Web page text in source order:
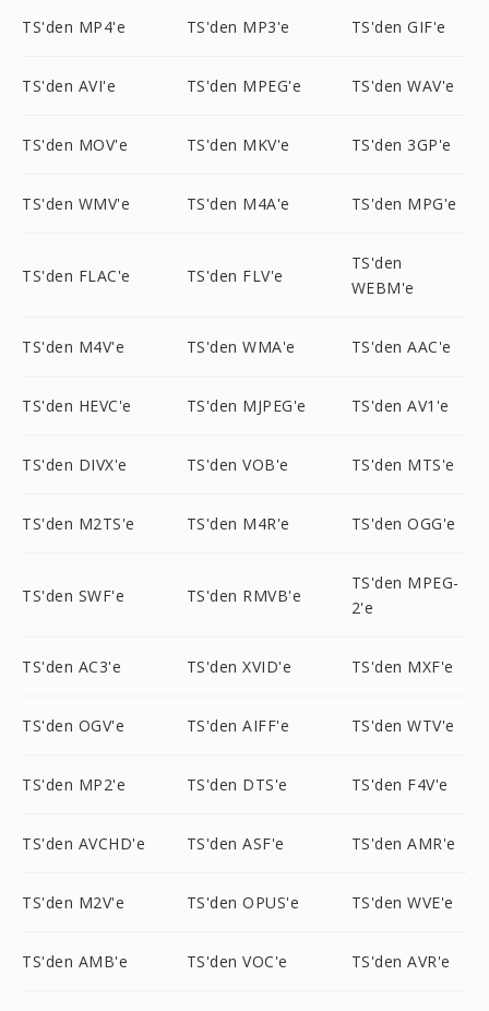
TS'den MP4'e TS'den MP3'e TS'den GIF'e
TS'den AVI'e TS'den MPEG'e TS'den WAV'e
TS'den MOV'e TS'den MKV'e TS'den 3GP'e
TS'den WMV'e TS'den M4A'e TS'den MPG'e
TS'den FLAC'e TS'den FLV'e
TS'den
WEBM'e
TS'den M4V'e TS'den WMA'e TS'den AAC'e
TS'den HEVC'e TS'den MJPEG'e TS'den AV1'e
TS'den DIVX'e TS'den VOB'e TS'den MTS'e
TS'den M2TS'e TS'den M4R'e TS'den OGG'e
TS'den SWF'e TS'den RMVB'e
TS'den MPEG-
2'e
TS'den AC3'e TS'den XVID'e TS'den MXF'e
TS'den OGV'e TS'den AIFF'e TS'den WTV'e
TS'den MP2'e TS'den DTS'e TS'den F4V'e
TS'den AVCHD'e TS'den ASF'e TS'den AMR'e
TS'den M2V'e TS'den OPUS'e TS'den WVE'e
TS'den AMB'e TS'den VOC'e TS'den AVR'e